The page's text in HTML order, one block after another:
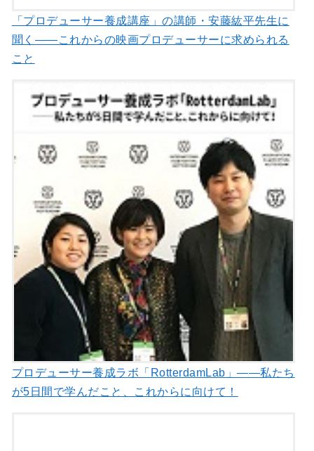
「プロデューサー養成講座」の講師・安藤紘平先生に
聞く――これからの映画プロデューサーに求められる
こと
プロデューサー養成ラボ「RotterdamLab」――私たち
が5日間で学んだこと、これからに向けて！